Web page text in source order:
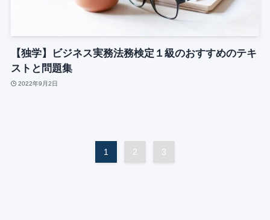
【独学】ビジネス実務法務検定１級のおすすめのテキ
ストと問題集
2022年9月2日
1 2 3